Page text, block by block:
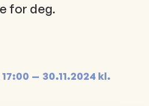
for deg.
17:00 30.11.2024 kl.